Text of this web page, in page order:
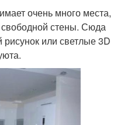
очень много места,
свободной стены. Сюда
или светлые 3D